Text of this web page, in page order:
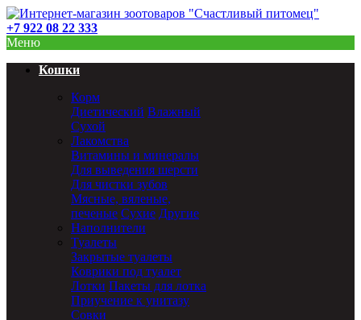
+7 922 08 22 333
Меню
Кошки
Корм
Диетический Влажный
Сухой
Лакомства
Витамины и минералы
Для выведения шерсти
Для чистки зубов
Мясные, вяленые,
печеные Сухие Другие
Наполнители
Туалеты
Закрытые туалеты
Коврики под туалет
Лотки Пакеты для лотка
Приучение к унитазу
Совки